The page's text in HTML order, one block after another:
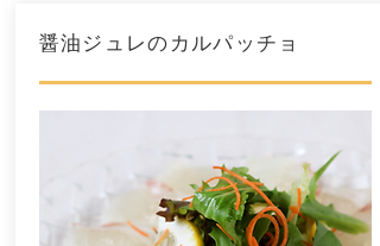
醤油ジュレのカルパッチョ